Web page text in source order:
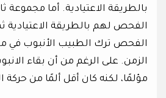
بالطريقة الاعتيادية. أما مجموعة
الفحص لهم بالطريقة الاعتيادية
الفحص ترك الطبيب الأنبوب في
الزمن. على الرغم من أن بقاء
مؤلمًا، لكنه كان أقل ألمًا من حركة